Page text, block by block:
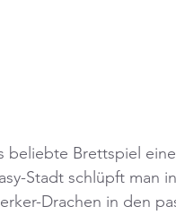
beliebte Brettspiel
Stadt schlüpft man
Drachen in den